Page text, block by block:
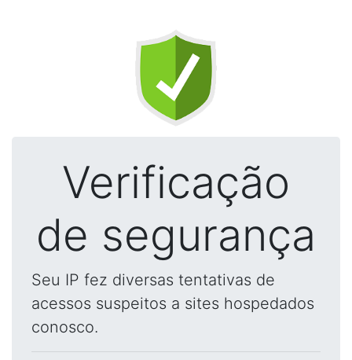
Verificação
de segurança
Seu IP fez diversas tentativas de
acessos suspeitos a sites hospedados
conosco.